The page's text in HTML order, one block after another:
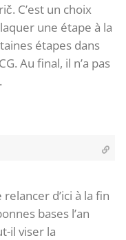
C’est un choix
une étape à la
étapes dans
Au final, il n’a pas
d’ici à la fin
bases l’an
il viser la